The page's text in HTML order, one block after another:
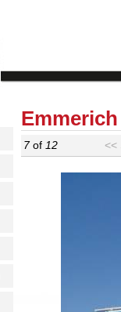
Emmerich
7of 12 <<